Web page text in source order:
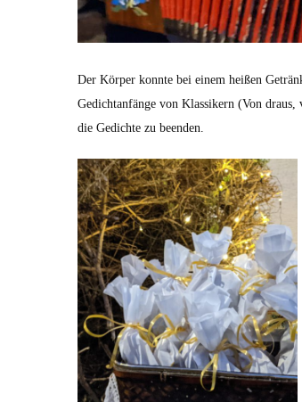
Der Körper konnte bei einem heißen
Gedichtanfänge von Klassikern (Von
die Gedichte zu beenden.